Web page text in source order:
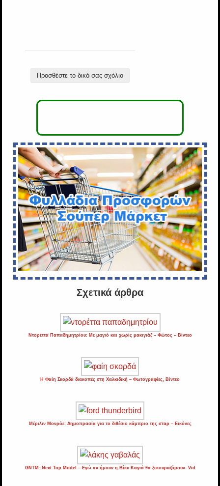
Προσθέστε το δικό σας σχόλιο
Σχετικά άρθρα
Ντορέττα Παπαδημητρίου: Με μαγιό και χωρίς μακιγιάζ – Φώτος – Βίντεο
H Φαίη Σκορδά διακοπές στη Χαλκιδική – Φωτογραφίες, Βίντεο
Μέριλιν Μονρόε: Δημοπρασία για το διθέσιο κάμπριο της σταρ – Εικόνες
GNTM: Next Top Model – Εγώ αν ήμουν η Βίκυ Καγιά θα ξεκουραζόμουν- Vid